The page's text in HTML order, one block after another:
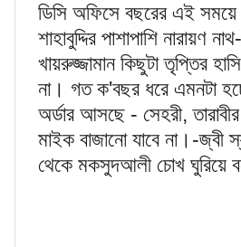
ডিসি অফিসে বছরের এই
শাহাবুদ্দির পাশাপাশি
খায়রুজ্জামান কিছুটা তৃপ্তির
না। গত ক'বছর ধরে এমনটা
অর্ডার আসছে - সেহরী,
মাইক বাজানো যাবে না।-জ্বী
থেকে মকসুদআলী চোখ ঘুরিয়ে